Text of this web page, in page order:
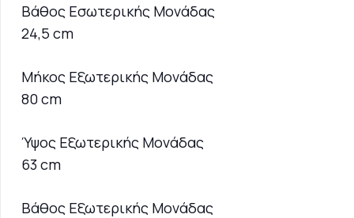
Βάθος Εσωτερικής Μονάδας
24,5 cm
Μήκος Εξωτερικής Μονάδας
80 cm
Ύψος Εξωτερικής Μονάδας
63 cm
Βάθος Εξωτερικής Μονάδας